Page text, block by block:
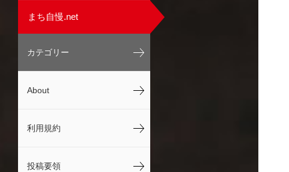
まち自慢.net
カテゴリー
About
利用規約
投稿要領